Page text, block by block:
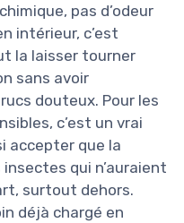
pas d’odeur
intérieur, c’est
la laisser tourner
sans avoir
douteux. Pour les
c’est un vrai
accepter que la
qui n’auraient
surtout dehors.
déjà chargé en